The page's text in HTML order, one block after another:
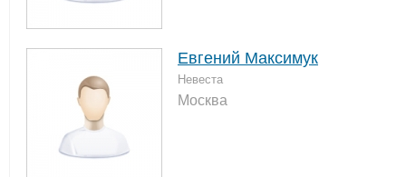
Евгений Максимук
Невеста
Москва